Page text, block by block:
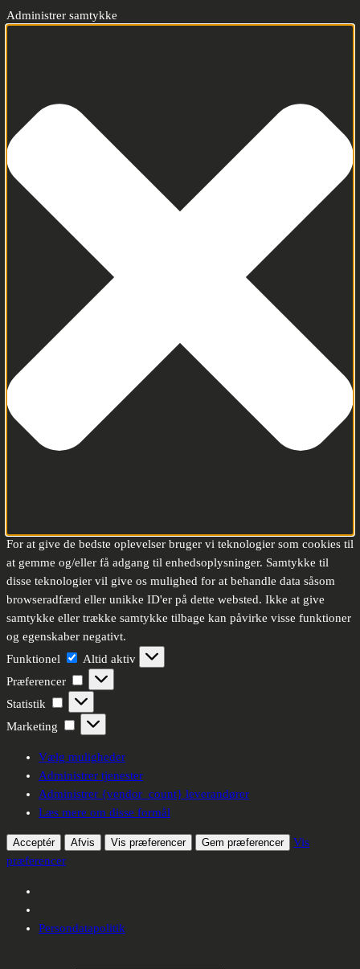
Administrer samtykke
For at give de bedste oplevelser bruger vi teknologier som cookies til
at gemme og/eller få adgang til enhedsoplysninger. Samtykke til
disse teknologier vil give os mulighed for at behandle data såsom
browseradfærd eller unikke ID'er på dette websted. Ikke at give
samtykke eller trække samtykke tilbage kan påvirke visse funktioner
og egenskaber negativt.
Funktionel
Funktionel
Altid aktiv
Præferencer
Præferencer
Statistik Statistik
Marketing Marketing
Vælg muligheder
Administrer tjenester
Administrer {vendor_count} leverandører
Læs mere om disse formål
Acceptér Afvis Vis præferencer Gem præferencer
Vis
præferencer
Persondatapolitik